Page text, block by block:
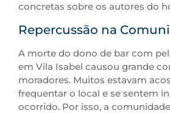
concretas sobre os autores do
Repercussão na
A morte do dono de bar com
em Vila Isabel causou grande
moradores. Muitos estavam
frequentar o local e se sentem
ocorrido. Por isso, a